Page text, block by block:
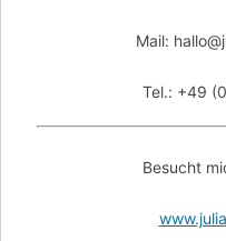
Mail:
Tel.: +49
Besucht